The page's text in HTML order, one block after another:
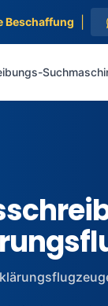
Beschaffung